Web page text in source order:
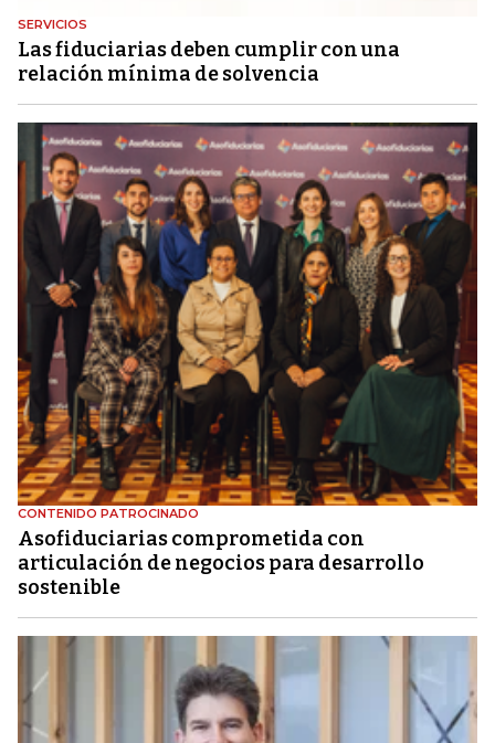
SERVICIOS
Las fiduciarias deben cumplir con una
relación mínima de solvencia
CONTENIDO PATROCINADO
Asofiduciarias comprometida con
articulación de negocios para desarrollo
sostenible